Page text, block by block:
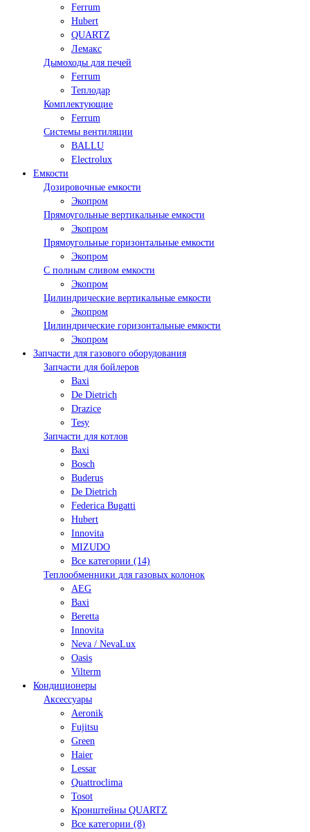
Ferrum
Hubert
QUARTZ
Лемакс
Дымоходы для печей
Ferrum
Теплодар
Комплектующие
Ferrum
Системы вентиляции
BALLU
Electrolux
Емкости
Дозировочные емкости
Экопром
Прямоугольные вертикальные емкости
Экопром
Прямоугольные горизонтальные емкости
Экопром
С полным сливом емкости
Экопром
Цилиндрические вертикальные емкости
Экопром
Цилиндрические горизонтальные емкости
Экопром
Запчасти для газового оборудования
Запчасти для бойлеров
Baxi
De Dietrich
Drazice
Tesy
Запчасти для котлов
Baxi
Bosch
Buderus
De Dietrich
Federica Bugatti
Hubert
Innovita
MIZUDO
Все категории (14)
Теплообменники для газовых колонок
AEG
Baxi
Beretta
Innovita
Neva / NevaLux
Oasis
Vilterm
Кондиционеры
Аксессуары
Aeronik
Fujitsu
Green
Haier
Lessar
Quattroclima
Tosot
Кронштейны QUARTZ
Все категории (8)